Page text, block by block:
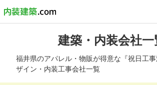
建築・内装会社一
福井県のアパレル・物販が得意な『祝日工
ザイン・内装工事会社一覧